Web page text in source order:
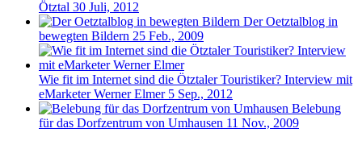
Ötztal 30 Juli, 2012
Der Oetztalblog in
bewegten Bildern 25 Feb., 2009
Wie fit im Internet sind die Ötztaler Touristiker? Interview mit
eMarketer Werner Elmer 5 Sep., 2012
Belebung
für das Dorfzentrum von Umhausen 11 Nov., 2009